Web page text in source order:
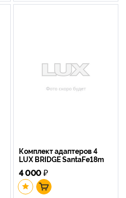
Комплект адаптеров 4
LUX BRIDGE SantaFe18m
4 000₽